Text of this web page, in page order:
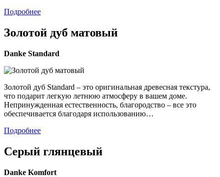
Подробнее
Золотой дуб матовый
Danke Standard
Золотой дуб Standard – это оригинальная древесная текстура,
что подарит легкую летнюю атмосферу в вашем доме.
Непринужденная естественность, благородство – все это
обеспечивается благодаря использованию…
Подробнее
Серый глянцевый
Danke Komfort